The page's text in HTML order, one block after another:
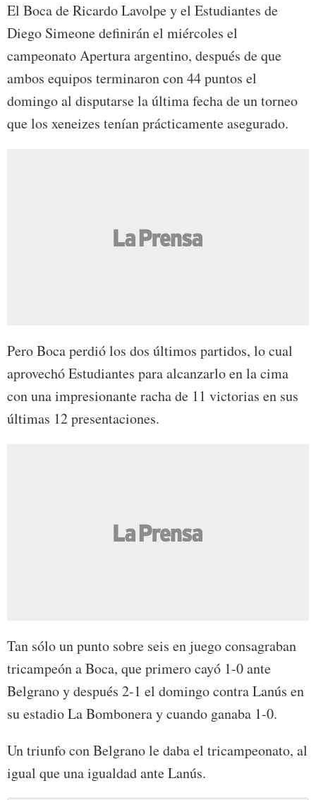
El Boca de Ricardo Lavolpe y el Estudiantes de
Diego Simeone definirán el miércoles el
campeonato Apertura argentino, después de que
ambos equipos terminaron con 44 puntos el
domingo al disputarse la última fecha de un torneo
que los xeneizes tenían prácticamente asegurado.
Pero Boca perdió los dos últimos partidos, lo cual
aprovechó Estudiantes para alcanzarlo en la cima
con una impresionante racha de 11 victorias en sus
últimas 12 presentaciones.
Tan sólo un punto sobre seis en juego consagraban
tricampeón a Boca, que primero cayó 1-0 ante
Belgrano y después 2-1 el domingo contra Lanús en
su estadio La Bombonera y cuando ganaba 1-0.
Un triunfo con Belgrano le daba el tricampeonato, al
igual que una igualdad ante Lanús.